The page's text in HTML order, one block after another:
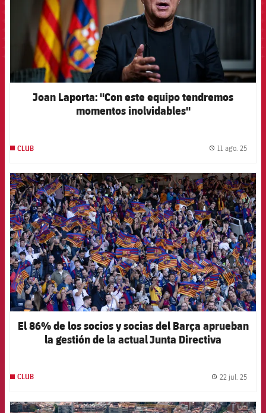
Joan Laporta: "Con este equipo tendremos
momentos inolvidables"
CLUB 11 ago. 25
FCB Barcelona badge
El 86% de los socios y socias del Barça aprueban
la gestión de la actual Junta Directiva
CLUB 22 jul. 25
FCB Barcelona badge